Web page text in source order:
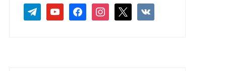
telegramyoutubefacebookinstagram vkontakte